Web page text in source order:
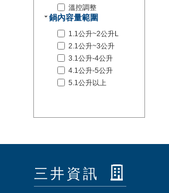
溫控調整
鍋內容量範圍
1.1公升~2公升L
2.1公升~3公升
3.1公升-4公升
4.1公升-5公升
5.1公升以上
三井資訊